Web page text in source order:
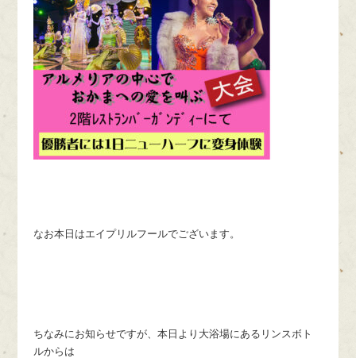
なお本日はエイプリルフールでございます。
ちなみにお知らせですが、本日より大浴場にあるリンスボト
ルからは